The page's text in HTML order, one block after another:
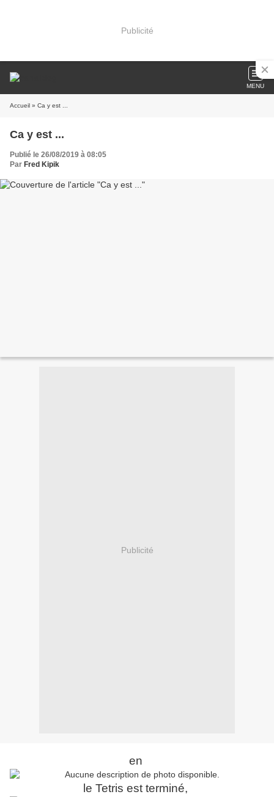
Publicité
MENU
Accueil » Ca y est ...
Ca y est ...
Publié le 26/08/2019 à 08:05
Par Fred Kipik
Publicité
en
le Tetris est terminé,